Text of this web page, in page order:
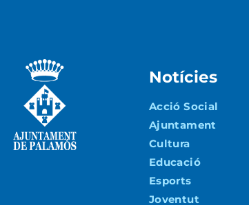
Notícies
Acció Social
Ajuntament
Cultura
Educació
Esports
Joventut